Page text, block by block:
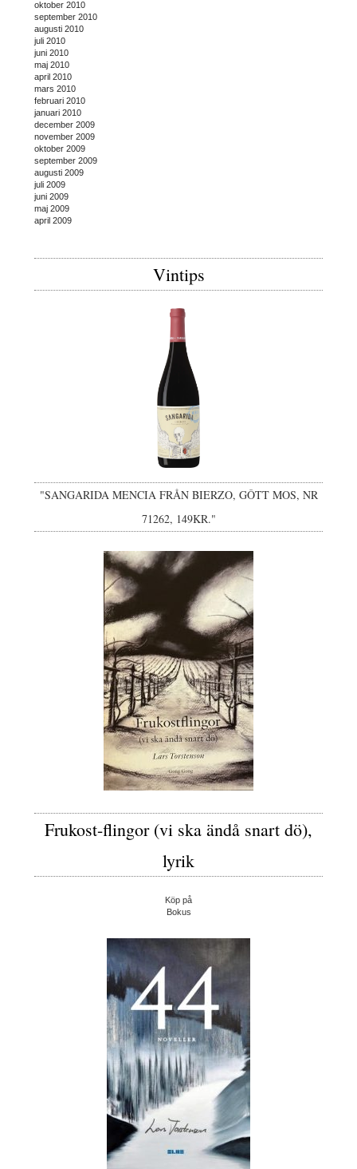
oktober 2010
september 2010
augusti 2010
juli 2010
juni 2010
maj 2010
april 2010
mars 2010
februari 2010
januari 2010
december 2009
november 2009
oktober 2009
september 2009
augusti 2009
juli 2009
juni 2009
maj 2009
april 2009
Vintips
"SANGARIDA MENCIA FRÅN BIERZO, GÔTT MOS, NR
71262, 149KR."
Frukost-flingor (vi ska ändå snart dö),
lyrik
Köp på
Bokus